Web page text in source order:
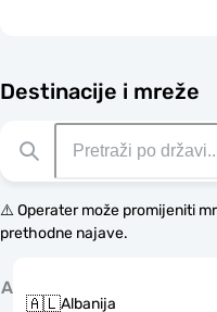
Destinacije i mreže
⚠️ Operater može promijeniti
prethodne najave.
A
🇦🇱Albanija